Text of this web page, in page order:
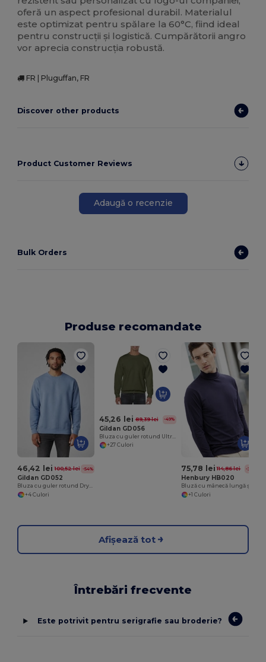
oferă un aspect profesional durabil. Materialul
este optimizat pentru spălare la 60°C, fiind ideal
pentru construcții și logistică. Cumpărătorii angro
vor aprecia construcția robustă.
FR | Pluguffan, FR
Discover other products
Product Customer Reviews
Adaugă o recenzie
Bulk Orders
Produse recomandate
46,42 lei 100,52 lei -54%
Gildan GD052
Bluza cu guler rotund DryBlend™ Soft Feel No-Pill
+4 Culori
45,26 lei 89,39 lei -49%
Gildan GD056
+27 Culori
75,78 lei 114,86 lei -34%
Henbury HB020
+1 Culori
Afișează tot
Întrebări frecvente
Este potrivit pentru serigrafie sau broderie?